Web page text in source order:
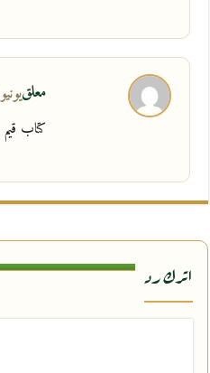
معلقيونيو 14, 2013
كتاب قيم
اترك رد